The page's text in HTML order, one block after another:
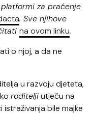
platformi za praćenje
. Sve njihove
na ovom linku.
o njoj, a da ne
u razvoju djeteta,
roditeljiutječu na
bile majke